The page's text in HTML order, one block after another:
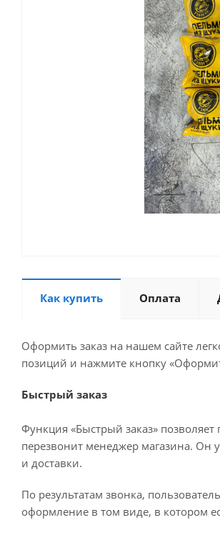
Как купить Оплата
Оформить заказ на нашем сайте
позиций и нажмите кнопку
Быстрый заказ
Функция «Быстрый заказ»
перезвонит менеджер магазина. Он
и доставки.
По результатам звонка,
оформление в том виде, в котором